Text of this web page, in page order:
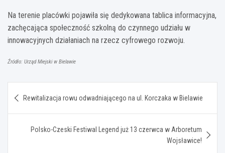
Na terenie placówki pojawiła się dedykowana tablica informacyjna,
zachęcająca społeczność szkolną do czynnego udziału w
innowacyjnych działaniach na rzecz cyfrowego rozwoju.
Źródło: Urząd Miejski w Bielawie
wpisu
Rewitalizacja rowu odwadniającego na ul. Korczaka w Bielawie
Polsko-Czeski Festiwal Legend już 13 czerwca w Arboretum
Wojsławice!